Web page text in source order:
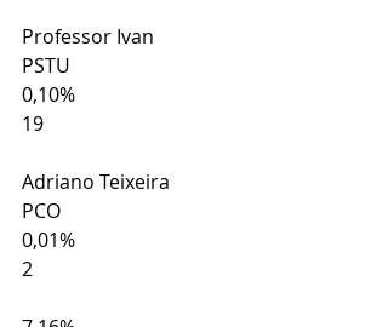
Professor Ivan
PSTU
0,10%
19
Adriano Teixeira
PCO
0,01%
2